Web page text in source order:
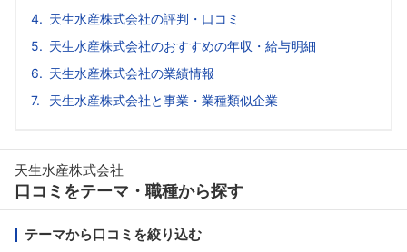
天生水産株式会社の評判・口コミ
天生水産株式会社のおすすめの年収・給与明細
天生水産株式会社の業績情報
天生水産株式会社と事業・業種類似企業
天生水産株式会社
口コミをテーマ・職種から探す
テーマから口コミを絞り込む